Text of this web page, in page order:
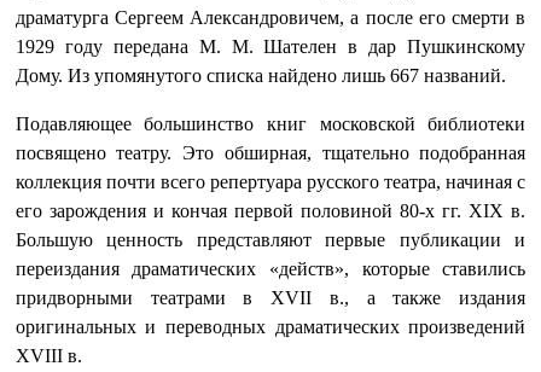
драматурга Сергеем Александровичем, а после его смерти в
1929 году передана М. М. Шателен в дар Пушкинскому
Дому. Из упомянутого списка найдено лишь 667 названий.
Подавляющее большинство книг московской библиотеки
посвящено театру. Это обширная, тщательно подобранная
коллекция почти всего репертуара русского театра, начиная с
его зарождения и кончая первой половиной 80-х гг. XIX в.
Большую ценность представляют первые публикации и
переиздания драматических «действ», которые ставились
придворными театрами в XVII в., а также издания
оригинальных и переводных драматических произведений
XVIII в.